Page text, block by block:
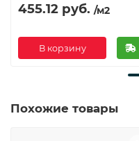
455.12 руб. /м2
В корзину
Похожие товары